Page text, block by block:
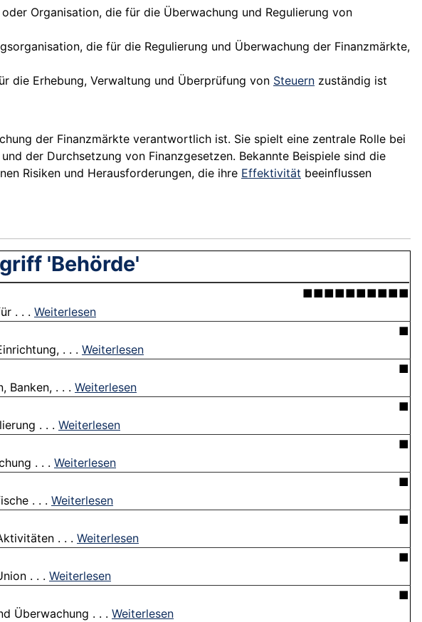
Organisation, die für die Überwachung und Regulierung von
die für die Regulierung und Überwachung der Finanzmärkte,
die Erhebung, Verwaltung und Überprüfung von Steuern zuständig ist
der Finanzmärkte verantwortlich ist. Sie spielt eine zentrale Rolle bei
der Durchsetzung von Finanzgesetzen. Bekannte Beispiele sind die
Risiken und Herausforderungen, die ihre Effektivität beeinflussen
'Behörde'
■■■■■■■■■■
. . . Weiterlesen
■
. . . Weiterlesen
■
Banken, . . . Weiterlesen
■
. . . Weiterlesen
■
. . . Weiterlesen
■
. . . Weiterlesen
■
. . . Weiterlesen
■
. . . Weiterlesen
■
Überwachung . . . Weiterlesen